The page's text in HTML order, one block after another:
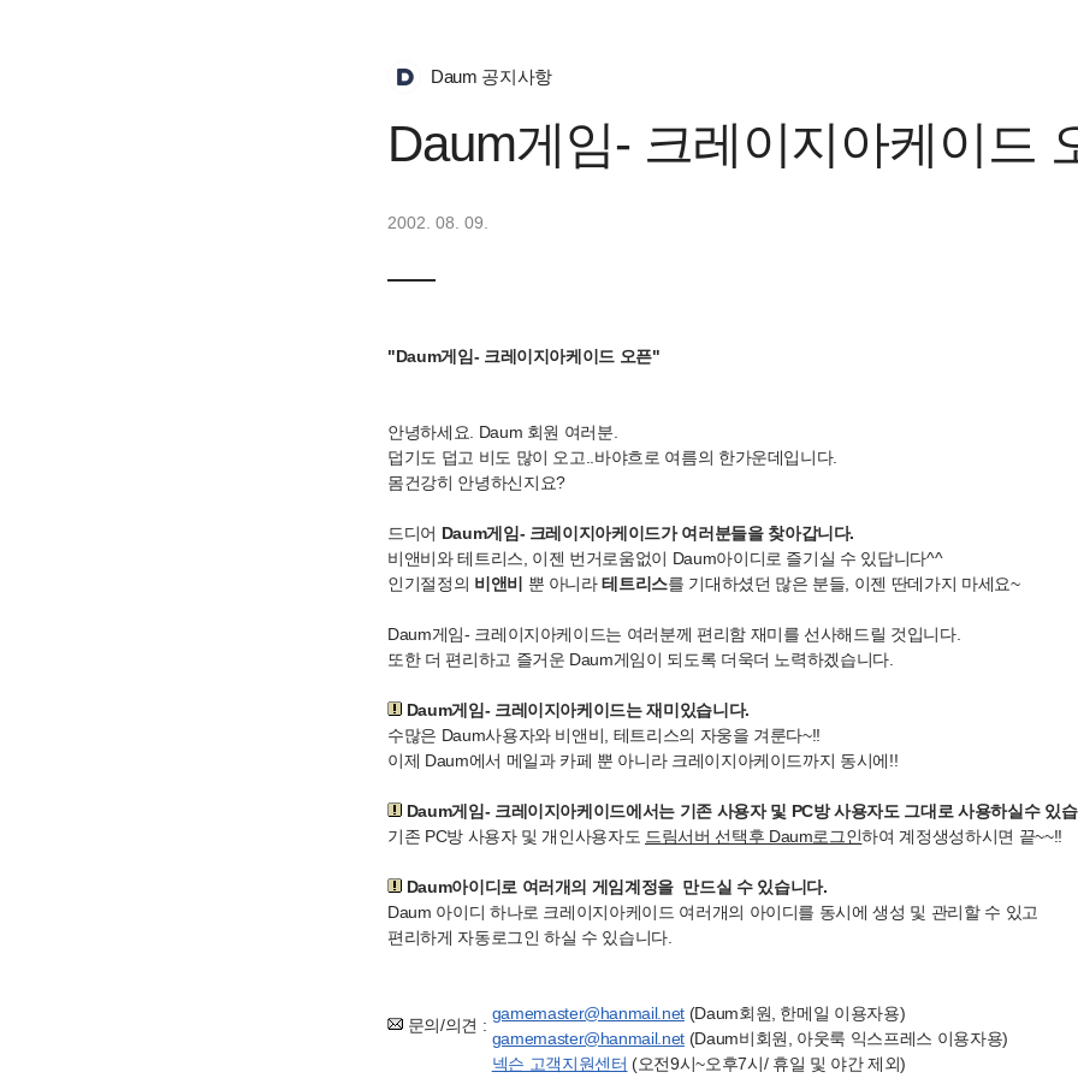
Daum 공지사항
Daum게임- 크레이지아케이드
2002. 08. 09.
"Daum게임- 크레이지아케이드 오픈"
안녕하세요. Daum 회원 여러분.
덥기도 덥고 비도 많이 오고..바야흐로 여름의 한가운데입니다.
몸건강히 안녕하신지요?
드디어 Daum게임- 크레이지아케이드가 여러분들을 찾아갑니다.
비앤비와 테트리스, 이젠 번거로움없이 Daum아이디로 즐기실 수 있답니다^^
인기절정의 비앤비 뿐 아니라테트리스를 기대하셨던 많은 분들, 이젠 딴데가지 마세요~
Daum게임- 크레이지아케이드는 여러분께 편리함 재미를 선사해드릴 것입니다.
또한 더 편리하고 즐거운 Daum게임이 되도록 더욱더 노력하겠습니다.
Daum게임- 크레이지아케이드는 재미있습니다.
수많은 Daum사용자와 비앤비, 테트리스의 자웅을 겨룬다~!!
이제 Daum에서 메일과 카페 뿐 아니라 크레이지아케이드까지 동시에!!
Daum게임- 크레이지아케이드에서는 기존 사용자 및 PC방 사용자도 그대로 사용하실수 있
기존 PC방 사용자 및 개인사용자도 드림서버 선택후 Daum로그인하여 계정생성하시면 끝~~!!
Daum아이디로 여러개의 게임계정을 만드실 수 있습니다.
Daum 아이디 하나로 크레이지아케이드 여러개의 아이디를 동시에 생성 및 관리할 수 있고
편리하게 자동로그인 하실 수 있습니다.
문의/의견 :
gamemaster@hanmail.net(Daum회원, 한메일 이용자용)
gamemaster@hanmail.net(Daum비회원, 아웃룩 익스프레스 이용자용)
넥슨 고객지원센터 (오전9시~오후7시/ 휴일 및 야간 제외)